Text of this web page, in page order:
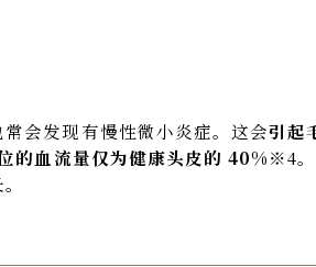
会发现有慢性微小炎症。这会引起
的血流量仅为健康头皮的 40%※4